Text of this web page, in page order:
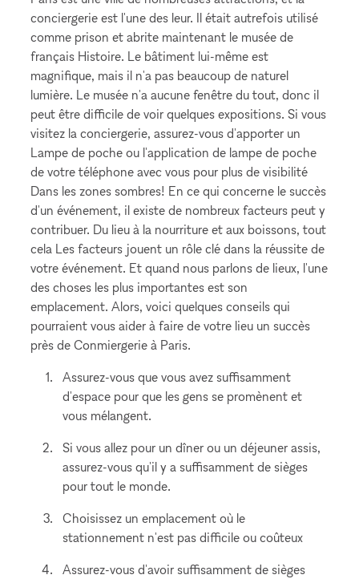
conciergerie est l'une des leur. Il était autrefois utilisé
comme prison et abrite maintenant le musée de
français Histoire. Le bâtiment lui-même est
magnifique, mais il n'a pas beaucoup de naturel
lumière. Le musée n'a aucune fenêtre du tout, donc il
peut être difficile de voir quelques expositions. Si vous
visitez la conciergerie, assurez-vous d'apporter un
Lampe de poche ou l'application de lampe de poche
de votre téléphone avec vous pour plus de visibilité
Dans les zones sombres! En ce qui concerne le succès
d'un événement, il existe de nombreux facteurs peut y
contribuer. Du lieu à la nourriture et aux boissons, tout
cela Les facteurs jouent un rôle clé dans la réussite de
votre événement. Et quand nous parlons de lieux, l'une
des choses les plus importantes est son
emplacement. Alors, voici quelques conseils qui
pourraient vous aider à faire de votre lieu un succès
près de Conmiergerie à Paris.
Assurez-vous que vous avez suffisamment
d'espace pour que les gens se promènent et
vous mélangent.
Si vous allez pour un dîner ou un déjeuner assis,
assurez-vous qu'il y a suffisamment de sièges
pour tout le monde.
Choisissez un emplacement où le
stationnement n'est pas difficile ou coûteux
Assurez-vous d'avoir suffisamment de sièges